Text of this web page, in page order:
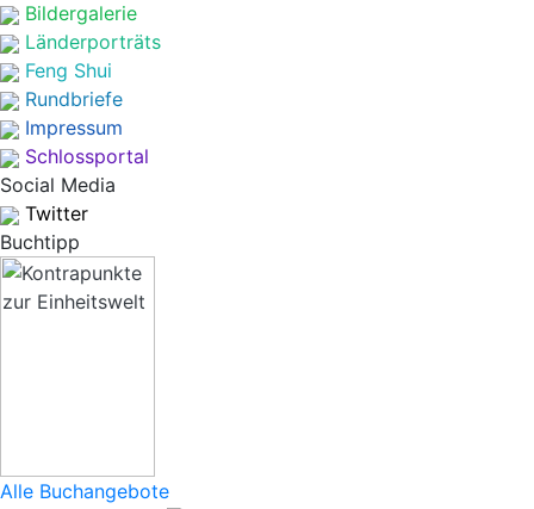
Bildergalerie
Länderporträts
Feng Shui
Rundbriefe
Impressum
Schlossportal
Social Media
Twitter
Buchtipp
Alle Buchangebote